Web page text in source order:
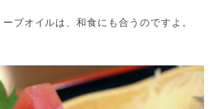
ブオイルは、和食にも合うのですよ。